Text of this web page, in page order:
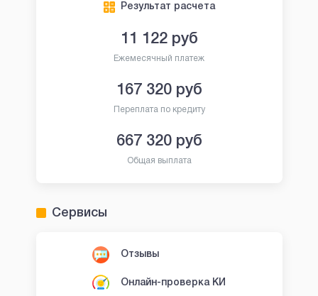
Результат расчета
11 122руб
Ежемесячный платеж
167 320руб
Переплата по кредиту
667 320руб
Общая выплата
Сервисы
Отзывы
Онлайн-проверка КИ